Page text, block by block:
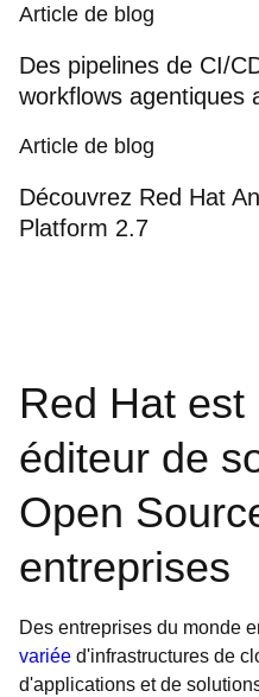
Article de blog
Des pipelines de CI/
workflows agentiques
Article de blog
Découvrez Red Hat
Platform 2.7
Red Hat
éditeur de
Open
entreprises
Des entreprises du monde
variée d'infrastructures de
d'applications et de